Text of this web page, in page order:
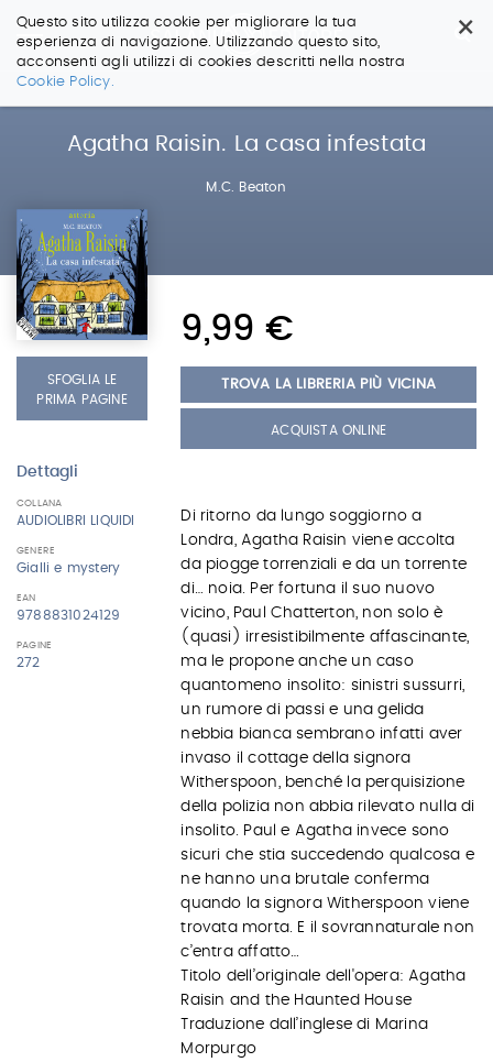
×
Questo sito utilizza cookie per migliorare la tua
esperienza di navigazione. Utilizzando questo sito,
acconsenti agli utilizzi di cookies descritti nella nostra
Cookie Policy.
Salta
Agatha Raisin. La casa infestata
M.C. Beaton
SFOGLIA LE
PRIMA PAGINE
Dettagli
COLLANA
AUDIOLIBRI LIQUIDI
GENERE
Gialli e mystery
EAN
9788831024129
PAGINE
272
9,99 €
TROVA LA LIBRERIA PIÙ VICINA
ACQUISTA ONLINE
Di ritorno da lungo soggiorno a
Londra, Agatha Raisin viene accolta
da piogge torrenziali e da un torrente
di… noia. Per fortuna il suo nuovo
vicino, Paul Chatterton, non solo è
(quasi) irresistibilmente affascinante,
ma le propone anche un caso
quantomeno insolito: sinistri sussurri,
un rumore di passi e una gelida
nebbia bianca sembrano infatti aver
invaso il cottage della signora
Witherspoon, benché la perquisizione
della polizia non abbia rilevato nulla di
insolito. Paul e Agatha invece sono
sicuri che stia succedendo qualcosa e
ne hanno una brutale conferma
quando la signora Witherspoon viene
trovata morta. E il sovrannaturale non
c’entra affatto…
Titolo dell’originale dell'opera: Agatha
Raisin and the Haunted House
Traduzione dall’inglese di Marina
Morpurgo